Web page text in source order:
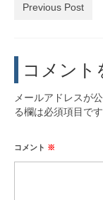
Previous Post
コメント
メールアドレスが
る欄は必須項目です
コメント ※